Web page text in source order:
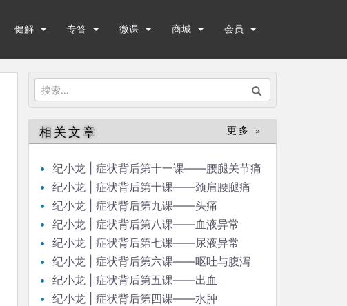
健解 专答 微课 商城 会员
搜
索：
相关文章 更多 »
纪小龙 | 症状背后第十一课——腰腿关节痛
纪小龙 | 症状背后第十课——颈肩腰腿痛
纪小龙 | 症状背后第九课——头痛
纪小龙 | 症状背后第八课——血液异常
纪小龙 | 症状背后第七课——尿液异常
纪小龙 | 症状背后第六课——呕吐与腹泻
纪小龙 | 症状背后第五课——出血
纪小龙 | 症状背后第四课——水肿